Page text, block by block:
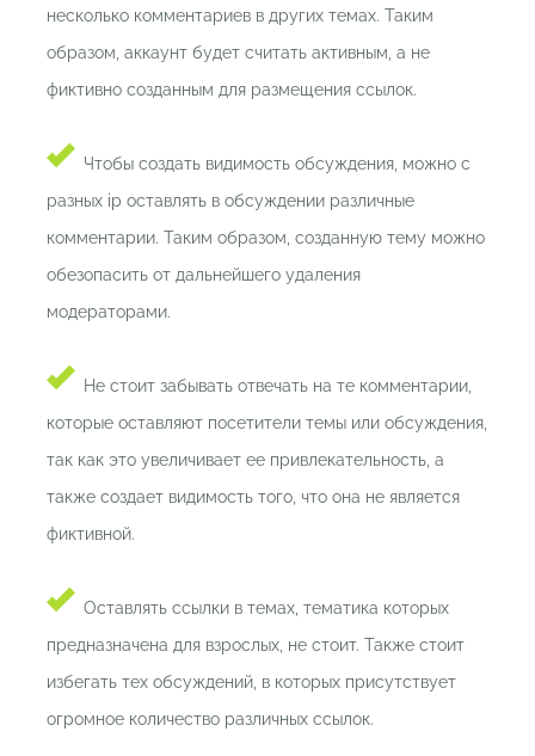
несколько комментариев в других темах. Таким
образом, аккаунт будет считать активным, а не
фиктивно созданным для размещения ссылок.
Чтобы создать видимость обсуждения, можно с
разных ip оставлять в обсуждении различные
комментарии. Таким образом, созданную тему можно
обезопасить от дальнейшего удаления
модераторами.
Не стоит забывать отвечать на те комментарии,
которые оставляют посетители темы или обсуждения,
так как это увеличивает ее привлекательность, а
также создает видимость того, что она не является
фиктивной.
Оставлять ссылки в темах, тематика которых
предназначена для взрослых, не стоит. Также стоит
избегать тех обсуждений, в которых присутствует
огромное количество различных ссылок.